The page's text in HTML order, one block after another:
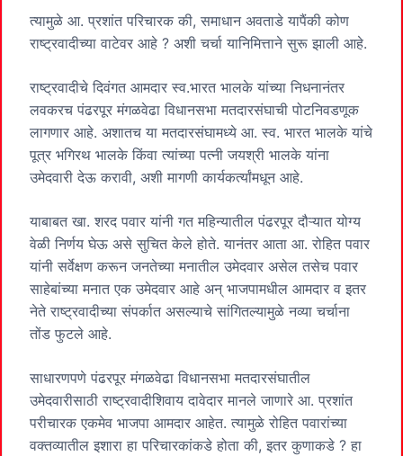
त्यामुळे आ. प्रशांत परिचारक की, समाधान अवताडे यापैंकी कोण
राष्ट्रवादीच्या वाटेवर आहे ? अशी चर्चा यानिमित्ताने सुरू झाली आहे.
राष्ट्रवादीचे दिवंगत आमदार स्व.भारत भालके यांच्या निधनानंतर
लवकरच पंढरपूर मंगळवेढा विधानसभा मतदारसंघाची पोटनिवडणूक
लागणार आहे. अशातच या मतदारसंघामध्ये आ. स्व. भारत भालके यांचे
पूत्र भगिरथ भालके किंवा त्यांच्या पत्नी जयश्री भालके यांना
उमेदवारी देऊ करावी, अशी मागणी कार्यकर्त्यांमधून आहे.
याबाबत खा. शरद पवार यांनी गत महिन्यातील पंढरपूर दौऱ्यात योग्य
वेळी निर्णय घेऊ असे सुचित केले होते. यानंतर आता आ. रोहित पवार
यांनी सर्वेक्षण करून जनतेच्या मनातील उमेदवार असेल तसेच पवार
साहेबांच्या मनात एक उमेदवार आहे अन् भाजपामधील आमदार व इतर
नेते राष्ट्रवादीच्या संपर्कात असल्याचे सांगितल्यामुळे नव्या चर्चाना
तोंड फुटले आहे.
साधारणपणे पंढरपूर मंगळवेढा विधानसभा मतदारसंघातील
उमेदवारीसाठी राष्ट्रवादीशिवाय दावेदार मानले जाणारे आ. प्रशांत
परीचारक एकमेव भाजपा आमदार आहेत. त्यामुळे रोहित पवारांच्या
वक्तव्यातील इशारा हा परिचारकांकडे होता की, इतर कुणाकडे ? हा